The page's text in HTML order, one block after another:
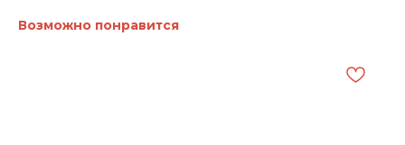
Возможно понравится